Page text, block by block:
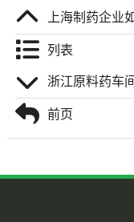
上海制药企业
列表
浙江原料药车
前页